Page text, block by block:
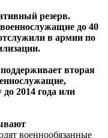
резерв.
до 40
в армии по
вторая
2014 года или
военнообязанные